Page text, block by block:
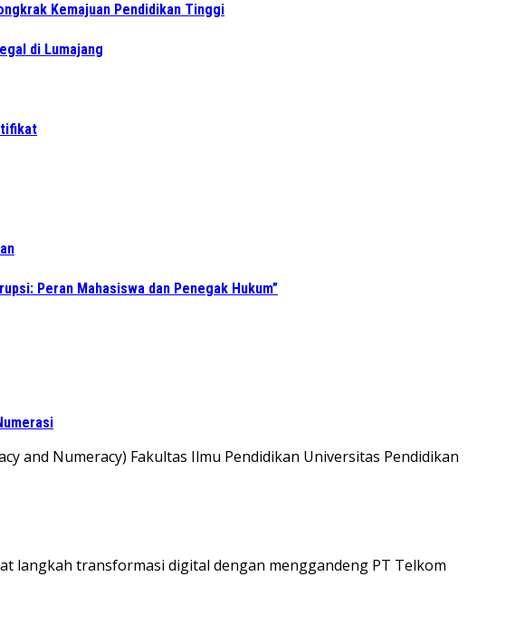
Kemajuan Pendidikan Tinggi
di Lumajang
Peran Mahasiswa dan Penegak Hukum”
and Numeracy) Fakultas Ilmu Pendidikan Universitas Pendidikan
langkah transformasi digital dengan menggandeng PT Telkom